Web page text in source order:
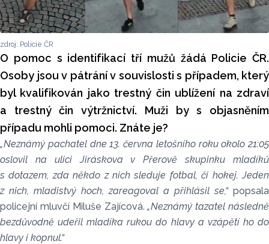
zdroj: Policie ČR
O pomoc s identifikací tří mužů žádá Policie ČR.
Osoby jsou v pátrání v souvislosti s případem, který
byl kvalifikován jako trestný čin ublížení na zdraví
a trestný čin výtržnictví. Muži by s objasněním
případu mohli pomoci. Znáte je?
„Neznámý pachatel dne 13. června letošního roku okolo 21:05
oslovil na ulici Jiráskova v Přerově skupinku mladíků
s dotazem, zda někdo z nich sleduje fotbal, či hokej. Jeden
z nich, mladistvý hoch, zareagoval a přihlásil se,“popsala
policejní mluvčí Miluše Zajícová.„Neznámý tazatel následně
bezdůvodně udeřil mladíka rukou do hlavy a vzápětí ho do
hlavy i kopnul.“